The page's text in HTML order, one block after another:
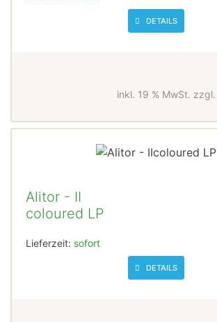
DETAILS
inkl. 19 % MwSt. zzgl.
Alitor - II
coloured LP
Lieferzeit: sofort
DETAILS